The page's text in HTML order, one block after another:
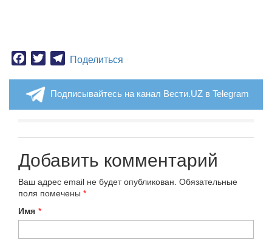
Facebook
TwitterTelegram
Поделиться
Подписывайтесь на канал Вести.UZ в Telegram
Добавить комментарий
Ваш адрес email не будет опубликован. Обязательные
поля помечены *
Имя *